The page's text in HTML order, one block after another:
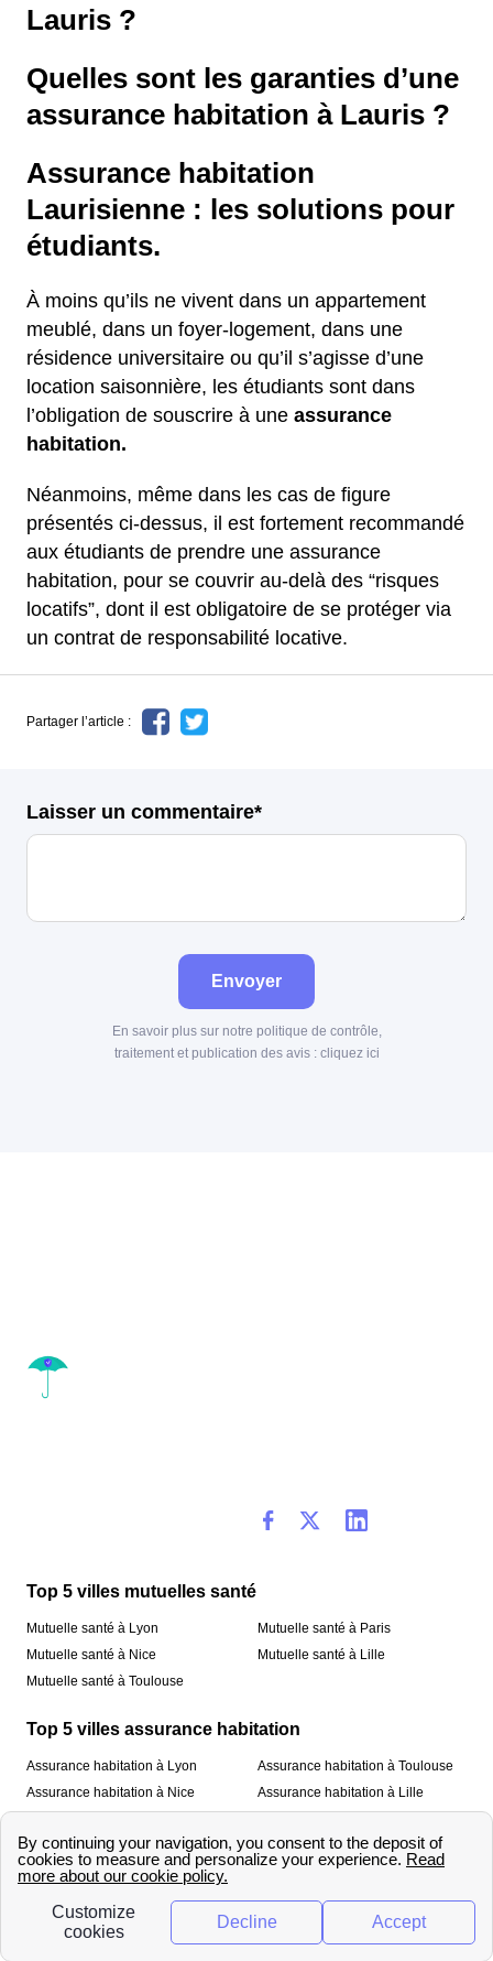
Lauris ?
Quelles sont les garanties d’une
assurance habitation à Lauris ?
Assurance habitation
Laurisienne : les solutions pour
étudiants.
À moins qu’ils ne vivent dans un appartement
meublé, dans un foyer-logement, dans une
résidence universitaire ou qu’il s’agisse d’une
location saisonnière, les étudiants sont dans
l’obligation de souscrire à une assurance
habitation.
Néanmoins, même dans les cas de figure
présentés ci-dessus, il est fortement recommandé
aux étudiants de prendre une assurance
habitation, pour se couvrir au-delà des “risques
locatifs”, dont il est obligatoire de se protéger via
un contrat de responsabilité locative.
Partager l’article :
Laisser un commentaire*
Envoyer
En savoir plus sur notre politique de contrôle,
traitement et publication des avis : cliquez ici
Top 5 villes mutuelles santé
Mutuelle santé à Lyon
Mutuelle santé à Nice
Mutuelle santé à Toulouse
Mutuelle santé à Paris
Mutuelle santé à Lille
Top 5 villes assurance habitation
Assurance habitation à Lyon
Assurance habitation à Nice
Assurance habitation à Toulouse
Assurance habitation à Lille
À propos
Qui sommes-nous ? Mentions légales